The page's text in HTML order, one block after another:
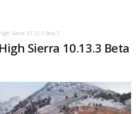
Sierra 10.13.3 Beta 5
Sierra 10.13.3 Beta